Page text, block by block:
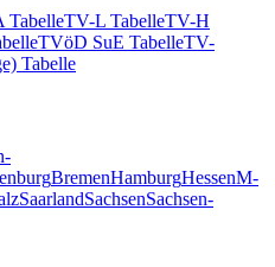
TV-L TabelleTV-H
TVöD SuE TabelleTV-
Tabelle
BremenHamburgHessenM-
SaarlandSachsenSachsen-